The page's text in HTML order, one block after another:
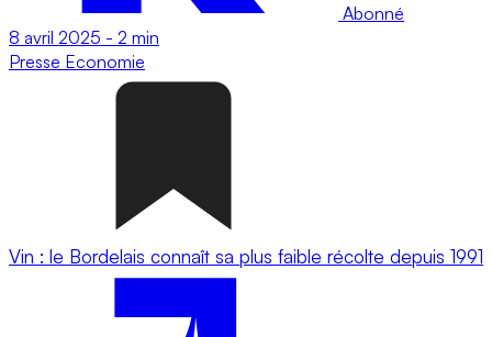
Abonné
8 avril 2025 - 2 min
Presse Economie
Vin : le Bordelais connaît sa plus faible récolte depuis 1991